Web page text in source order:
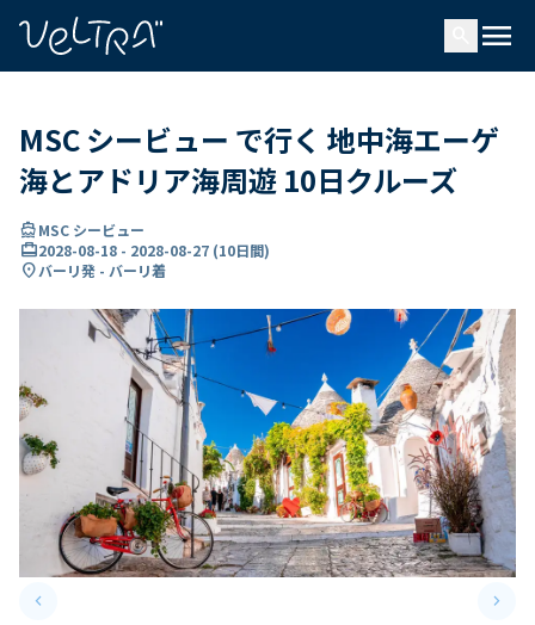
menu
MSC シービュー で行く 地中海エーゲ
海とアドリア海周遊 10日クルーズ
directions_boatMSC シービュー
card_travel2028-08-18 - 2028-08-27 (10日間)
location_onバーリ発 - バーリ着
keyboard_arrow_leftPrevious slide keyboard_arrow_right